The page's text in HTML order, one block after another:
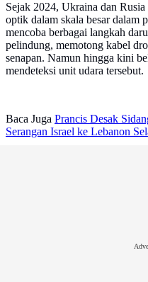
Sejak 2024, Ukraina dan
optik dalam skala besar dalam
mencoba berbagai langkah
pelindung, memotong kabel
senapan. Namun hingga kini
mendeteksi unit udara tersebut.
Baca Juga Prancis Desak
Serangan Israel ke Lebanon